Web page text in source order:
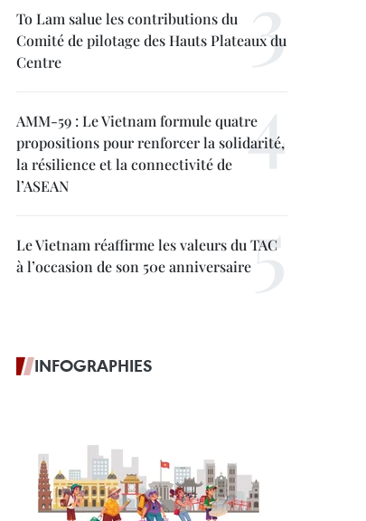
To Lam salue les contributions du
Comité de pilotage des Hauts Plateaux du
Centre
AMM-59 : Le Vietnam formule quatre
propositions pour renforcer la solidarité,
la résilience et la connectivité de
l’ASEAN
Le Vietnam réaffirme les valeurs du TAC
à l’occasion de son 50e anniversaire
INFOGRAPHIES